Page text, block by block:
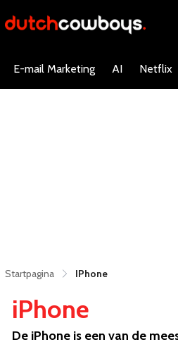
E-mail Marketing AI Netflix
Startpagina IPhone
iPhone
De iPhone is een van de